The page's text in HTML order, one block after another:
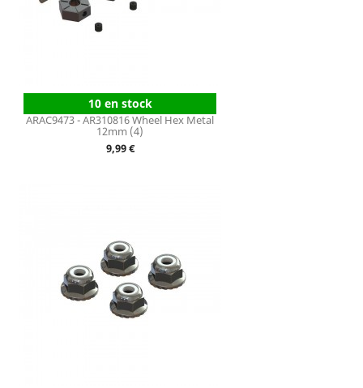
10 en stock
ARAC9473 - AR310816 Wheel Hex Metal
12mm (4)
Prix
9,99 €